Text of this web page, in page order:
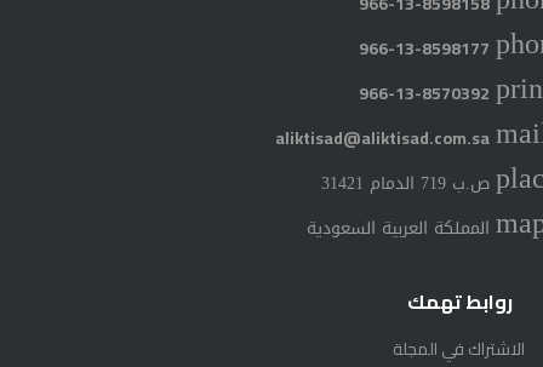
966-13-8598177
966-13-8570392
aliktisad@aliktisad.com.sa
ص.ب 719 الدمام 31421
المملكة العربية السعودية
روابط تهمك
الاشتراك في المجلة